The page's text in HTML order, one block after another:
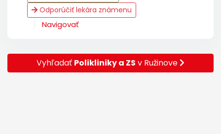
Odporúčiť lekára známenu
Navigovať
Vyhľadať Polikliniky a ZS v Ružinove